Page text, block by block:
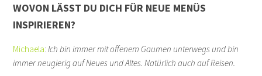
WOVON LÄSST DU DICH FÜR NEUE MENÜS
INSPIRIEREN?
Michaela:Ich bin immer mit offenem Gaumen unterwegs und bin
immer neugierig auf Neues und Altes. Natürlich auch auf Reisen.